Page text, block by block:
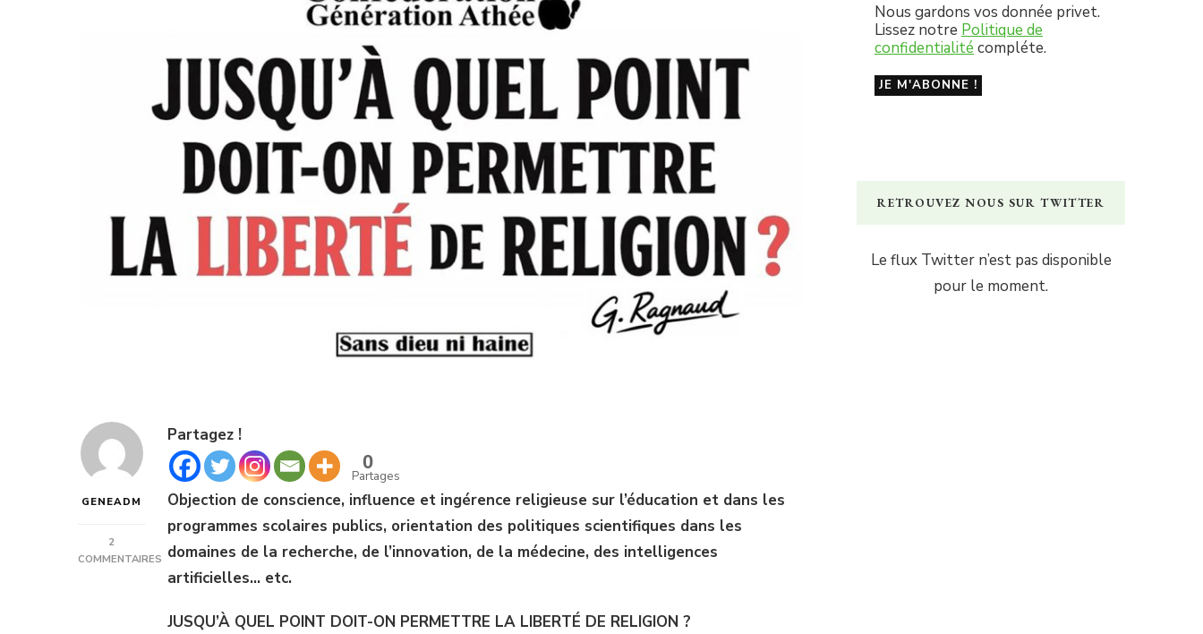
GENEADM
2
COMMENTAIRES
Partagez !
0
Partages
Objection de conscience, influence et ingérence religieuse sur l’éducation et dans les
programmes scolaires publics, orientation des politiques scientifiques dans les
domaines de la recherche, de l’innovation, de la médecine, des intelligences
artificielles… etc.
JUSQU’À QUEL POINT DOIT-ON PERMETTRE LA LIBERTÉ DE RELIGION ?
Nous gardons vos donnée privet.
Lissez notre Politique de
confidentialité compléte.
RETROUVEZ NOUS SUR TWITTER
Le flux Twitter n’est pas disponible
pour le moment.